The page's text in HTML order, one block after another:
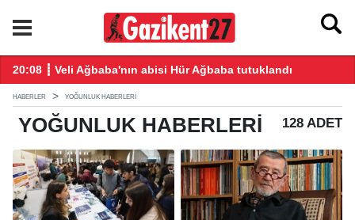
yaptı
20:08 ┋ Veli Ağbaba'nın abisi Hür Ağbaba tutuklandı
HABERLER YOĞUNLUK HABERLERI
YOĞUNLUK HABERLERI 128 ADET